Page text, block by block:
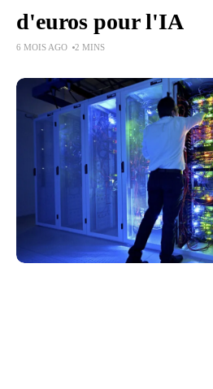
d'euros pour l'IA
6 MOIS AGO 2 MINS